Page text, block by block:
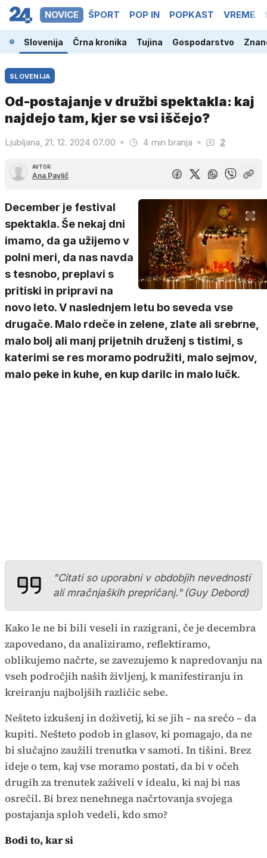
NOVICE ŠPORT POP IN POPKAST VREME
Slovenija Črna kronika Tujina Gospodarstvo
SLOVENIJA
Od-postajanje v družbi spektakla: kaj
najdejo tam, kjer se vsi iščejo?
Ljubljana, 21. 12. 2024 07.00 4 min branja 2
AVTOR:
Ana Pavlič
December je festival
spektakla. Še nekaj dni
imamo, da ga užijemo v
polni meri, da nas navda
s tesnobo, preplavi s
pritiski in pripravi na
novo leto. V naslednjem letu bo seveda vse
drugače. Malo rdeče in zelene, zlate ali srebrne,
malo bolj ali manj prijetnih druženj s tistimi, s
katerimi se res moramo podružiti, malo sejmov,
malo peke in kuhe, en kup darilc in malo lučk.
"Citati so uporabni v obdobjih nevednosti
ali mračnjaških prepričanj." (Guy Debord)
Kako le ne bi bili veseli in razigrani, če je decembra
zapovedano, da analiziramo, reflektiramo,
oblikujemo načrte, se zavezujemo k napredovanju na
vseh področjih naših življenj, k manifestiranju in
kreiranju najboljših različic sebe.
Nešteto izkušenj in doživetij, ki se jih – na srečo – da
kupiti. Nešteto podob in glasov, ki pomagajo, da ne
bi slučajno zaužili trenutka v samoti. In tišini. Brez
ideje o tem, kaj vse moramo postati, da bi v očeh
drugih za trenutek zaživeli v idealu, ki naj bi nas
osrečil. Bi brez nenehnega načrtovanja svojega
postajanja sploh vedeli, kdo smo?
Bodi to, kar si